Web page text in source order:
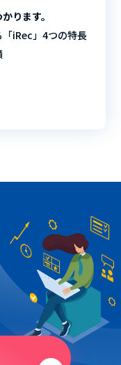
ります。
「iRec」4つの特長